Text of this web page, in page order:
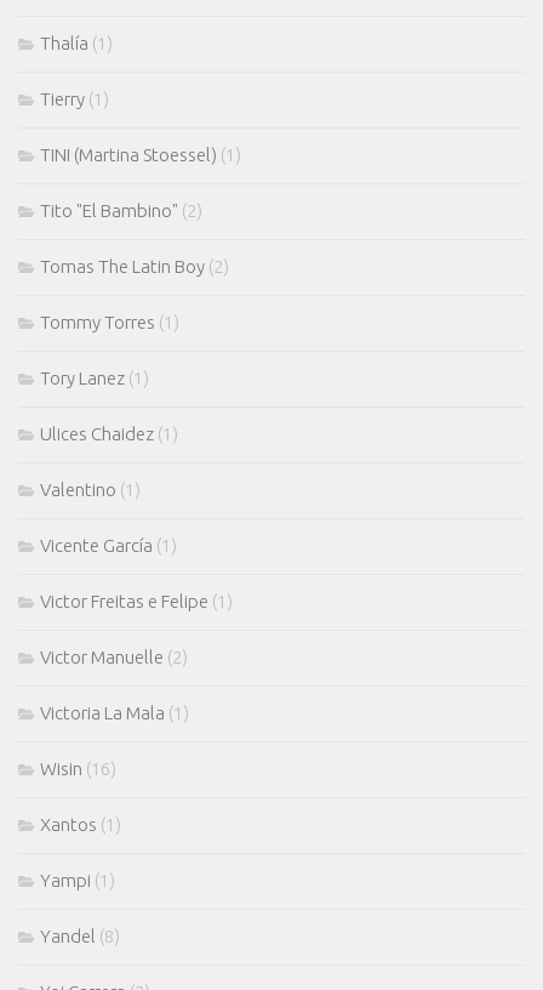
Thalía (1)
Tierry (1)
TINI (Martina Stoessel) (1)
Tito "El Bambino" (2)
Tomas The Latin Boy (2)
Tommy Torres (1)
Tory Lanez (1)
Ulices Chaidez (1)
Valentino (1)
Vicente García (1)
Victor Freitas e Felipe (1)
Victor Manuelle (2)
Victoria La Mala (1)
Wisin (16)
Xantos (1)
Yampi (1)
Yandel (8)